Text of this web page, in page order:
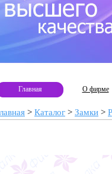
Главная О фирме
> Каталог > Замки >